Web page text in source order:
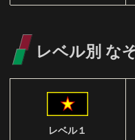
レベル別 な
レベル１